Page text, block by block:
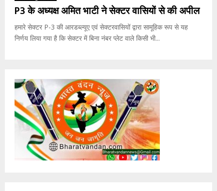
P3 के अध्यक्ष अमित भाटी ने सेक्टर वासियों से की अपील
हमारे सेक्टर P-3 की आरडब्ल्यूए एवं सेक्टरवासियों द्वारा सामूहिक रूप से यह
निर्णय लिया गया है कि सेक्टर में बिना नंबर प्लेट वाले किसी भी...